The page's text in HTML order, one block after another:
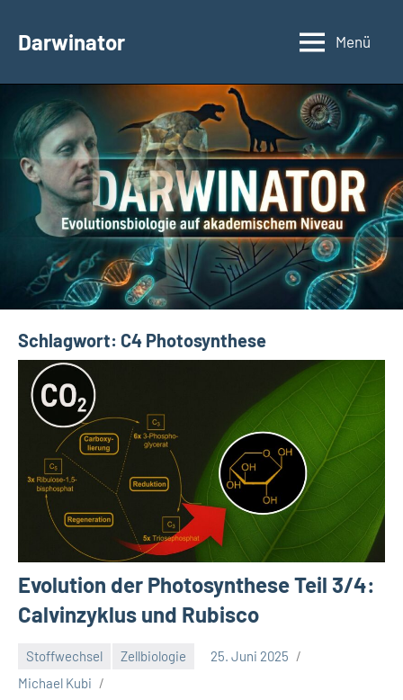
InhaltDarwinator
Evolutionsbiologie
Menü
Schlagwort: C4 Photosynthese
Evolution der Photosynthese Teil 3/4:
Calvinzyklus und Rubisco
Stoffwechsel Zellbiologie
25. Juni 2025
Michael Kubi